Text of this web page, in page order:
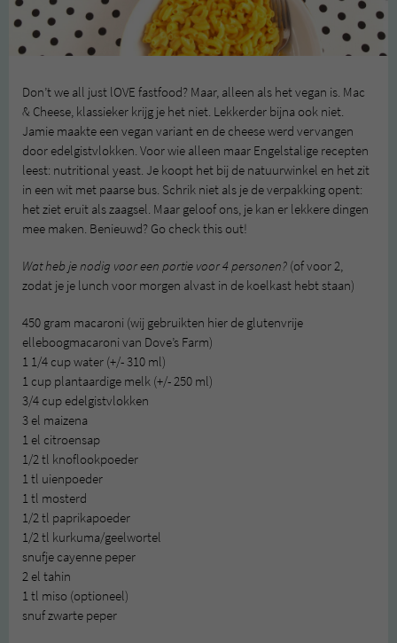
Don’t we all just lOVE fastfood? Maar, alleen als het vegan is. Mac
& Cheese, klassieker krijg je het niet. Lekkerder bijna ook niet.
Jamie maakte een vegan variant en de cheese werd vervangen
door edelgistvlokken. Voor wie alleen maar Engelstalige recepten
leest: nutritional yeast. Je koopt het bij de natuurwinkel en het zit
in een wit met paarse bus. Schrik niet als je de verpakking opent:
het ziet eruit als zaagsel. Maar geloof ons, je kan er lekkere dingen
mee maken. Benieuwd? Go check this out!
Wat heb je nodig voor een portie voor 4 personen? (of voor 2,
zodat je je lunch voor morgen alvast in de koelkast hebt staan)
450 gram macaroni (wij gebruikten hier de glutenvrije
elleboogmacaroni van Dove’s Farm)
1 1/4 cup water (+/- 310 ml)
1 cup plantaardige melk (+/- 250 ml)
3/4 cup edelgistvlokken
3 el maizena
1 el citroensap
1/2 tl knoflookpoeder
1 tl uienpoeder
1 tl mosterd
1/2 tl paprikapoeder
1/2 tl kurkuma/geelwortel
snufje cayenne peper
2 el tahin
1 tl miso (optioneel)
snuf zwarte peper